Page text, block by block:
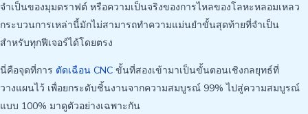
จำเป็นของมุมดราฟต์ หรือความเป็นจริงของการไหลของโลหะหลอมเหลว
กระบวนการเหล่านี้มักไม่สามารถทำความแม่นยำขั้นสุดท้ายที่จำเป็น
สำหรับทุกฟีเจอร์ได้โดยตรง
นี่คือจุดที่การ ตัดเฉือน CNC ขั้นที่สองเข้ามาเป็นขั้นตอนเชิงกลยุทธ์ที่
วางแผนไว้ เพื่อยกระดับชิ้นงานจากความสมบูรณ์ 99% ไปสู่ความสมบูรณ์
แบบ 100% มาดูตัวอย่างเฉพาะกัน